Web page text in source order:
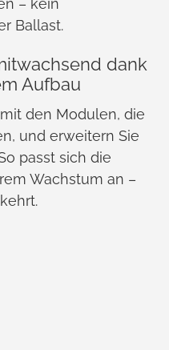
– kein
Ballast.
dank
Aufbau
den Modulen, die
und erweitern Sie
passt sich die
Wachstum an –